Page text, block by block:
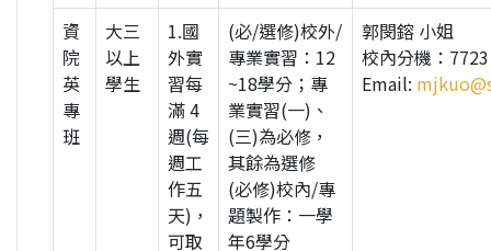
資
院
英
專
班
大三
以上
學生
1.國
外實
習每
滿 4
週(每
週工
作五
天)，
可取
(必/選修)校外/
專業實習：12
~18學分；專
業實習(一)、
(三)為必修，
其餘為選修
(必修)校內/專
題製作：一學
年6學分
郭閔鎔 小姐
校內分機：7723
Email: